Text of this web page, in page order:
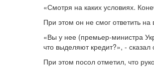
«Смотря на каких условиях.
При этом он не смог ответить
«Вы у нее (премьер-министра
что выделяют кредит?», - сказал
При этом посол отметил, что